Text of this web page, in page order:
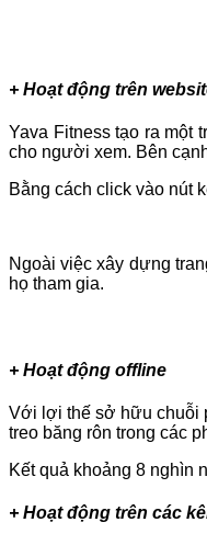
+ Hoạt động trên
Yava Fitness tạo ra một
cho người xem. Bên
Bằng cách click vào nút
Ngoài việc xây dựng
họ tham gia.
+ Hoạt động offline
Với lợi thế sở hữu chuỗi
treo băng rôn trong các
Kết quả khoảng 8 nghìn
+ Hoạt động trên các